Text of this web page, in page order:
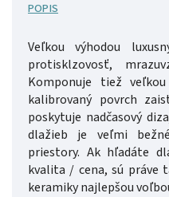
POPIS
Veľkou výhodou
protisklzovosť,
Komponuje tiež
kalibrovaný povrch
poskytuje nadčasový
dlažieb je veľmi
priestory. Ak hľadáte
kvalita / cena, sú práve
keramiky najlepšou